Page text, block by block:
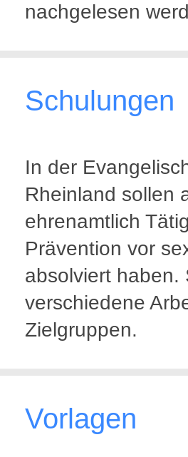
nachgelesen
Schulungen
In der
Rheinland sollen
ehrenamtlich
Prävention vor
absolviert haben.
verschiedene
Zielgruppen.
Vorlagen